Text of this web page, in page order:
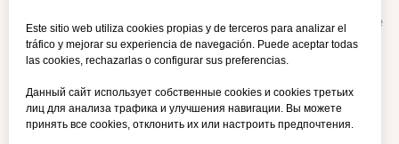
Este sitio web utiliza cookies propias y de terceros para analizar el
tráfico y mejorar su experiencia de navegación. Puede aceptar todas
las cookies, rechazarlas o configurar sus preferencias.
Данный сайт использует собственные cookies и cookies третьих
лиц для анализа трафика и улучшения навигации. Вы можете
принять все cookies, отклонить их или настроить предпочтения.